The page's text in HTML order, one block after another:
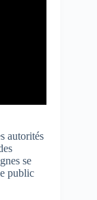
autorités
se
public